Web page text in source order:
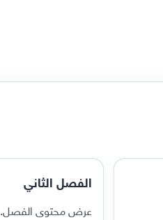
الفصل الثاني
عرض محتوى الفصل.